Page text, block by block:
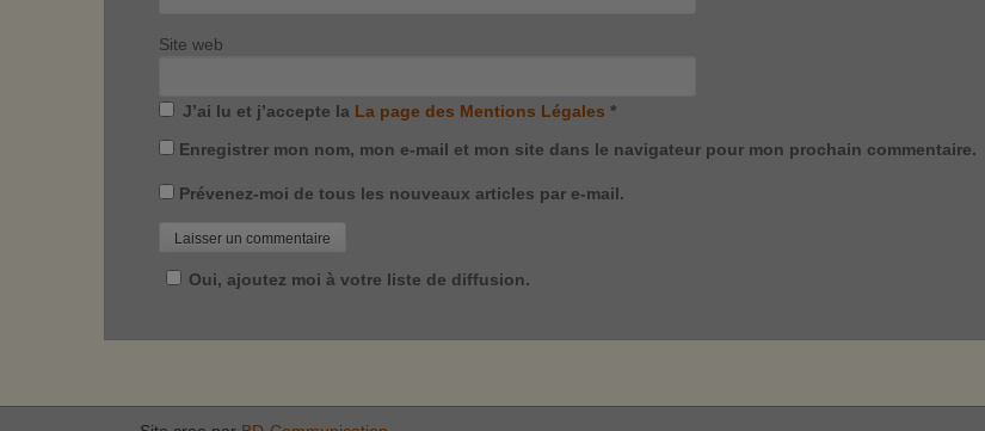
Site web
J’ai lu et j’accepte la La page des Mentions Légales *
Enregistrer mon nom, mon e-mail et mon site dans le navigateur pour mon prochain commentaire.
Prévenez-moi de tous les nouveaux articles par e-mail.
Oui, ajoutez moi à votre liste de diffusion.